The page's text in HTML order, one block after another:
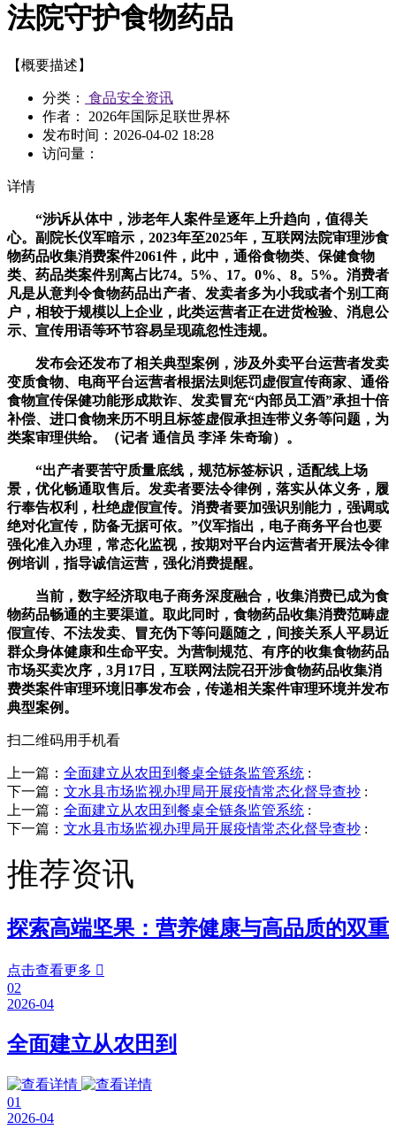
法院守护食物药品
【概要描述】
分类：
食品安全资讯
作者： 2026年国际足联世界杯
发布时间： 2026-04-02 18:28
访问量：
详情
“涉诉从体中，涉老年人案件呈逐年上升趋向，值得关
心。副院长仪军暗示，2023年至2025年，互联网法院审理涉食
物药品收集消费案件2061件，此中，通俗食物类、保健食物
类、药品类案件别离占比74。5%、17。0%、8。5%。消费者
凡是从意判令食物药品出产者、发卖者多为小我或者个别工商
户，相较于规模以上企业，此类运营者正在进货检验、消息公
示、宣传用语等环节容易呈现疏忽性违规。
发布会还发布了相关典型案例，涉及外卖平台运营者发卖
变质食物、电商平台运营者根据法则惩罚虚假宣传商家、通俗
食物宣传保健功能形成欺诈、发卖冒充“内部员工酒”承担十倍
补偿、进口食物来历不明且标签虚假承担连带义务等问题，为
类案审理供给。（记者 通信员 李泽 朱奇瑜）。
“出产者要苦守质量底线，规范标签标识，适配线上场
景，优化畅通取售后。发卖者要法令律例，落实从体义务，履
行奉告权利，杜绝虚假宣传。消费者要加强识别能力，强调或
绝对化宣传，防备无据可依。”仪军指出，电子商务平台也要
强化准入办理，常态化监视，按期对平台内运营者开展法令律
例培训，指导诚信运营，强化消费提醒。
当前，数字经济取电子商务深度融合，收集消费已成为食
物药品畅通的主要渠道。取此同时，食物药品收集消费范畴虚
假宣传、不法发卖、冒充伪下等问题随之，间接关系人平易近
群众身体健康和生命平安。为营制规范、有序的收集食物药品
市场买卖次序，3月17日，互联网法院召开涉食物药品收集消
费类案件审理环境旧事发布会，传递相关案件审理环境并发布
典型案例。
扫二维码用手机看
上一篇： 全面建立从农田到餐桌全链条监管系统 :
下一篇： 文水县市场监视办理局开展疫情常态化督导查抄 :
上一篇： 全面建立从农田到餐桌全链条监管系统 :
下一篇： 文水县市场监视办理局开展疫情常态化督导查抄 :
推荐资讯
探索高端坚果：营养健康与高品质的双重
点击查看更多 
02
2026-04
全面建立从农田到
01
2026-04